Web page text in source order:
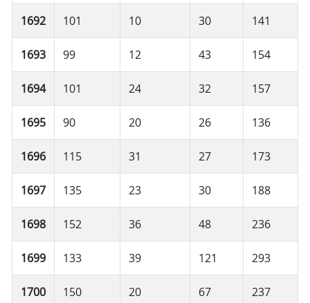
1692 101 10 30 141
1693 99 12 43 154
1694 101 24 32 157
1695 90 20 26 136
1696 115 31 27 173
1697 135 23 30 188
1698 152 36 48 236
1699 133 39 121 293
1700 150 20 67 237